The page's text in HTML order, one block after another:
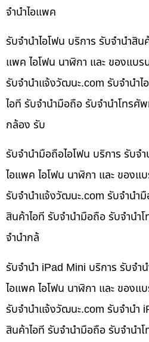
จำนำไอแพค
รับจำนำไอโฟน บริการ รับจำนำสิน
แพค ไอโฟน นาฬิกา และ ของแบร
รับจํานําแจ้งวัฒนะ.com รับจำนำไ
ไอที รับจำนำมือถือ รับจำนำโทรศั
กล้อง รับ
รับจำนำมือถือไอโฟน บริการ รับจ
ไอแพค ไอโฟน นาฬิกา และ ของแ
รับจํานําแจ้งวัฒนะ.com รับจำนำ
สินค้าไอที รับจำนำมือถือ รับจำนำ
จำนำกล้
รับจำนำ iPad Mini บริการ รับจำ
ไอแพค ไอโฟน นาฬิกา และ ของแ
รับจํานําแจ้งวัฒนะ.com รับจำนำ
สินค้าไอที รับจำนำมือถือ รับจำนำ